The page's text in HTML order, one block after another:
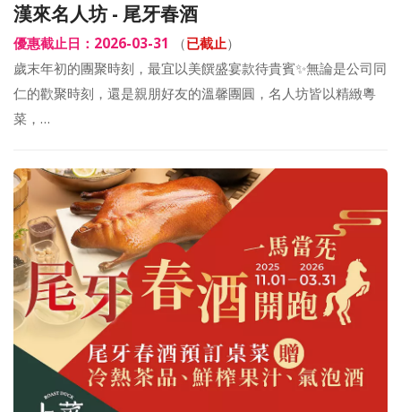
漢來名人坊 - 尾牙春酒
優惠截止日：2026-03-31 （已截止）
歲末年初的團聚時刻，最宜以美饌盛宴款待貴賓✨無論是公司同
仁的歡聚時刻，還是親朋好友的溫馨團圓，名人坊皆以精緻粵
菜，…